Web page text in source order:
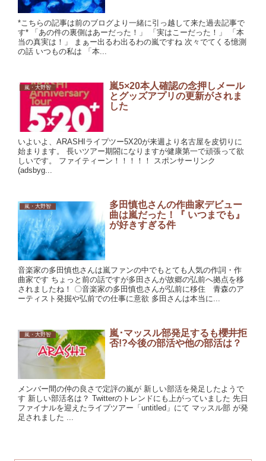
*こちらの記事は前のブログより一緒に引っ越して来た過去記事で
す* 「あの件の裏側はあーだった！」 「実はこーだった！」 「本
当の真実は！」 まぁー出るわ出るわの嵐ですね 次々でてくる憶測
の話 いつもの私は 「本...
嵐・大野智
嵐5×20本人確認の念押しメール
とグッズアプリの更新がされま
した
いよいよ、ARASHIライプツー5X20が来週より名古屋を皮切りに
始まります。 長いツアー期閤になりますが健康第一で頑張って欲
しいです。 ファイティーン！！！！！ スポンサーリンク
(adsbyg...
嵐・大野智
多田慎也さんの作曲家デビュー
曲は嵐だった！『 いつまでも』
が好きすぎる件
音楽家の多田慎也さんは嵐ファンの中でもとても人気の作詞・作
曲家です ちょっと前の話ですが多田さんが故郷の弘前へ拠点を移
されましたね！ 〇音楽家の多田慎也さんが弘前に移住 青森のア
ーティスト発掘や弘前での仕事に意欲 多田さんは本当に...
嵐・大野智
嵐･マッスル部発足するも櫻井拒
否!?今後の部活や他の部活は？
メンバー間の仲の良さで定評の嵐が 新しい部活を発足したようで
す 新しい部活名は？ Twitterのトレンドにも上がっていました 先日
ファイナルを迎えたライブツアー「untitled」にて マッスル部 が発
足されました ...